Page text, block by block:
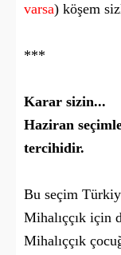
varsa) köşem
***
Karar sizin...
Haziran
tercihidir.
Bu seçim
Mihalıççık için
Mihalıççık